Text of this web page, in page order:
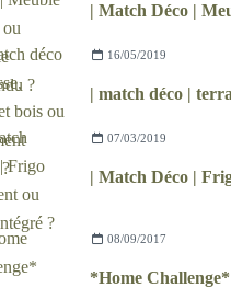
16/05/2019
07/03/2019
08/09/2017